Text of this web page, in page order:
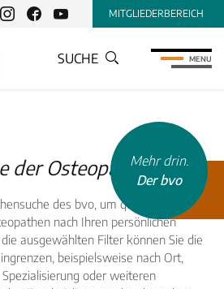
MITGLIEDERBEREICH
SUCHE MENU
der Osteopathensuche
des bvo, um qualifizierte
nach Ihren persönlichen
ausgewählten Filter können Sie die
beispielsweise nach Ort,
oder weiteren
Mehr drin.
Der bvo